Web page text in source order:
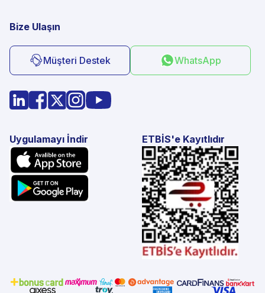
Bize Ulaşın
Müşteri Destek WhatsApp
Uygulamayı İndir ETBİS'e Kayıtlıdır